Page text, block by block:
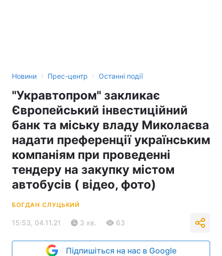
Новини › Прес-центр › Останні події
"Укравтопром" закликає
Європейський інвестиційний
банк та міську владу Миколаєва
надати преференції українським
компаніям при проведенні
тендеру на закупку містом
автобусів ( відео, фото)
БОГДАН СЛУЦЬКИЙ
15:53, 04.11.21 3 хв. 63
Підпишіться на нас в Google